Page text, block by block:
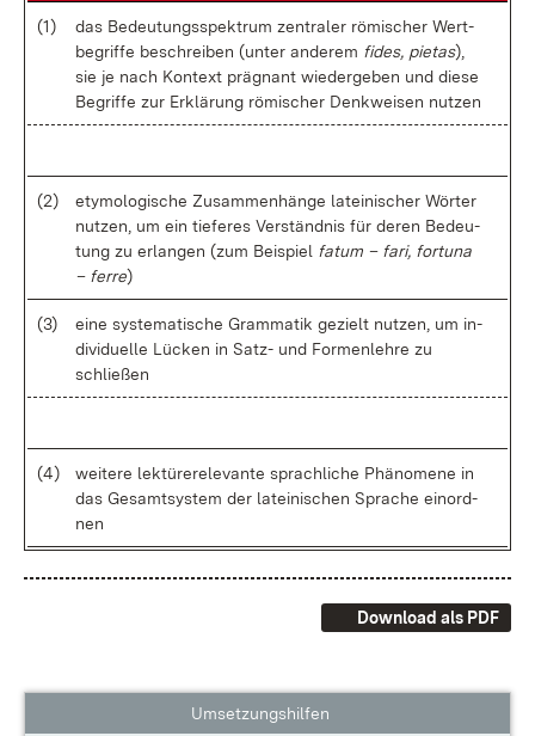
(1)
das Be­deu­tungs­spek­trum zen­tra­ler rö­mi­scher Wert­
be­grif­fe be­schrei­ben (un­ter an­de­rem fi­des, pie­t­as),
sie je nach Kon­text prä­gnant wie­der­ge­ben und die­se
Be­grif­fe zur Er­klä­rung rö­mi­scher Denk­wei­sen nut­zen
(2)
ety­mo­lo­gi­sche Zu­sam­men­hän­ge la­tei­ni­scher Wör­ter
nut­zen, um ein tie­fe­res Ver­ständ­nis für de­ren Be­deu­
tung zu er­lan­gen (zum Bei­spiel fa­tum – fa­ri, for­tu­na
– fer­re)
(3)
ei­ne sys­te­ma­ti­sche Gram­ma­tik ge­zielt nut­zen, um in­
di­vi­du­el­le Lü­cken in Satz- und For­men­leh­re zu
schlie­ßen
(4)
wei­te­re lek­tü­re­re­le­van­te sprach­li­che Phä­no­me­ne in
das Ge­samt­sys­tem der la­tei­ni­schen Spra­che ein­ord­
nen
Download als PDF
Umsetzungshilfen